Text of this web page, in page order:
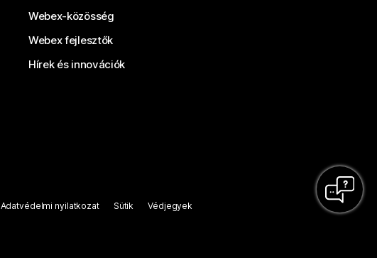
Webex-közösség
Webex fejlesztők
Hírek és innovációk
Adatvédelmi nyilatkozat Sütik Védjegyek